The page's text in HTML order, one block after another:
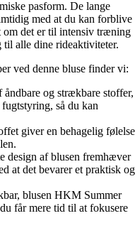
pasform. De lange
med at du kan forblive
om det er til intensiv træning
til alle dine rideaktiviteter.
ved denne bluse finder vi:
åndbare og strækbare stoffer,
så du kan
giver en behagelig følelse
design af blusen fremhæver
at det bevarer et praktisk og
blusen HKM Summer
får mere tid til at fokusere